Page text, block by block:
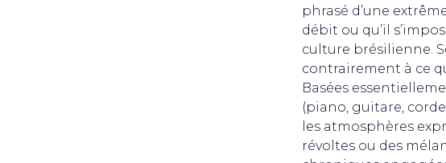
phrasé d’une
débit ou qu’il
culture brésilienne.
contrairement à ce
Basées
(piano, guitare,
les atmosphères
révoltes ou des